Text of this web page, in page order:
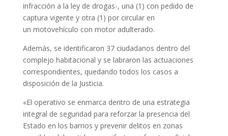
infracción a la ley de drogas-, una (1) con pedido de
captura vigente y otra (1) por circular en
un motovehículo con motor adulterado.
Además, se identificaron 37 ciudadanos dentro del
complejo habitacional y se labraron las actuaciones
correspondientes, quedando todos los casos a
disposición de la Justicia.
«El operativo se enmarca dentro de una estrategia
integral de seguridad para reforzar la presencia del
Estado en los barrios y prevenir delitos en zonas